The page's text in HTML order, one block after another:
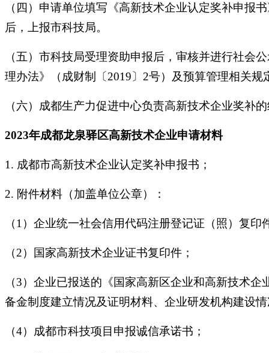
（四）申请单位填写《高新技术企业认定奖补申报
后，上报市科技局。
（五）市科技局受理资助申报后，审核并进行社会
理办法》（成财制〔2019〕2号）及预算管理相关规
（六）成都生产力促进中心负责高新技术企业奖补
2023年成都龙泉驿区高新技术企业申请材料
1. 成都市高新技术企业认定奖补申报书；
2. 附件材料（加盖单位公章）：
（1）企业统一社会信用代码注册登记证（照）复印
（2）国家高新技术企业证书复印件；
（3）企业已报送的《国家高新区企业和高新技术
备金制度建立情况及证明材料、企业研发机构建设
（4）成都市科技项目申报诚信承诺书；